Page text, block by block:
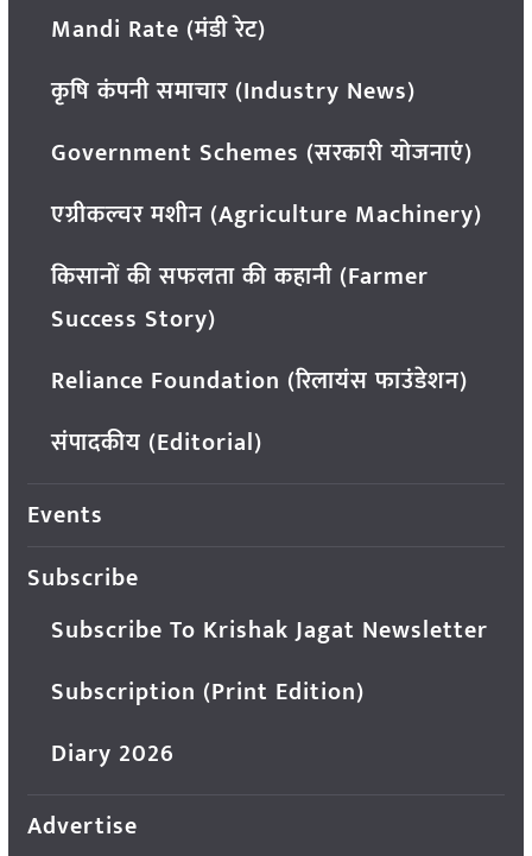
Mandi Rate (मंडी रेट)
कृषि कंपनी समाचार (Industry News)
Government Schemes (सरकारी योजनाएं)
एग्रीकल्चर मशीन (Agriculture Machinery)
किसानों की सफलता की कहानी (Farmer
Success Story)
Reliance Foundation (रिलायंस फाउंडेशन)
संपादकीय (Editorial)
Events
Subscribe
Subscribe To Krishak Jagat Newsletter
Subscription (Print Edition)
Diary 2026
Advertise